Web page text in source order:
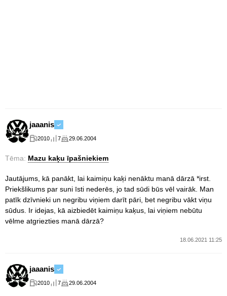
jaaanis
2010 7 29.06.2004
Tēma: Mazu kaķu īpašniekiem
Jautājums, kā panākt, lai kaimiņu kaķi nenāktu manā dārzā *irst.
Priekšlikums par suni īsti nederēs, jo tad sūdi būs vēl vairāk. Man
patīk dzīvnieki un negribu viņiem darīt pāri, bet negribu vākt viņu
sūdus. Ir idejas, kā aizbiedēt kaimiņu kaķus, lai viņiem nebūtu
vēlme atgriezties manā dārzā?
18.06.2021 11:25
jaaanis
2010 7 29.06.2004